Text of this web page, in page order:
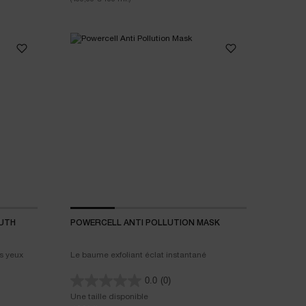
yeux
POWERCELL ANTI POLLUTION MASK
Le baume exfoliant éclat instantané
0.0 (0)
Une taille disponible